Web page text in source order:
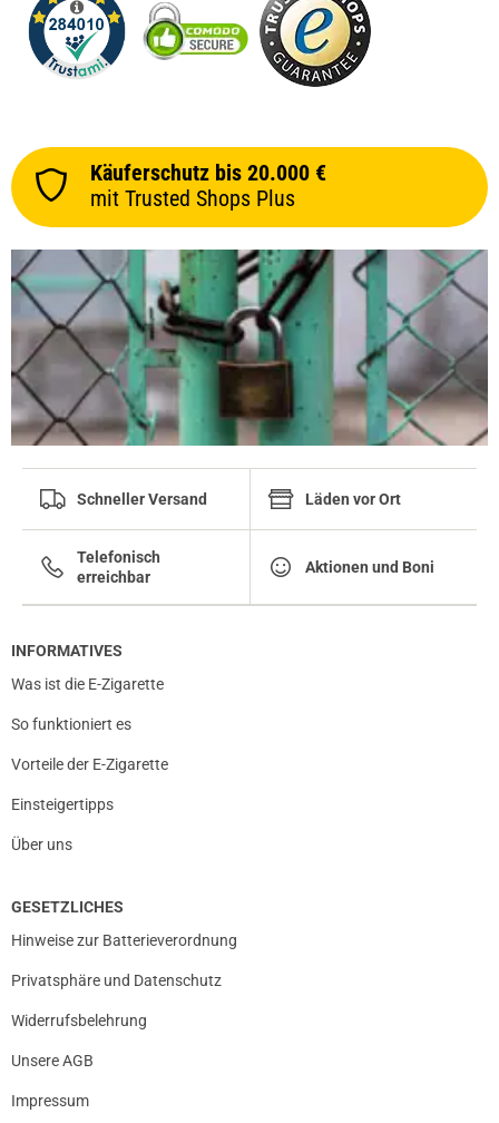
Käuferschutz bis 20.000 €
mit Trusted Shops Plus
Schneller Versand Läden vor Ort
Telefonisch
erreichbar
Aktionen und Boni
INFORMATIVES
Was ist die E-Zigarette
So funktioniert es
Vorteile der E-Zigarette
Einsteigertipps
Über uns
GESETZLICHES
Hinweise zur Batterieverordnung
Privatsphäre und Datenschutz
Widerrufsbelehrung
Unsere AGB
Impressum